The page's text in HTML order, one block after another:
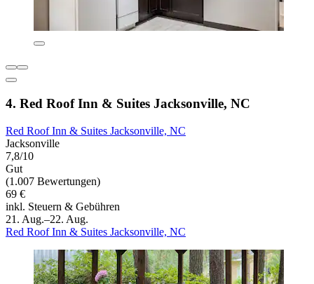
4. Red Roof Inn & Suites Jacksonville, NC
Red Roof Inn & Suites Jacksonville, NC
Jacksonville
7,8/10
Gut
(1.007 Bewertungen)
69 €
inkl. Steuern & Gebühren
21. Aug.–22. Aug.
Red Roof Inn & Suites Jacksonville, NC